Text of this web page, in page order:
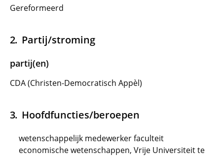
Gereformeerd
Partij/stroming
partij(en)
CDA (Christen-Democratisch Appèl)
Hoofdfuncties/beroepen
wetenschappelijk medewerker faculteit
economische wetenschappen, Vrije Universiteit te